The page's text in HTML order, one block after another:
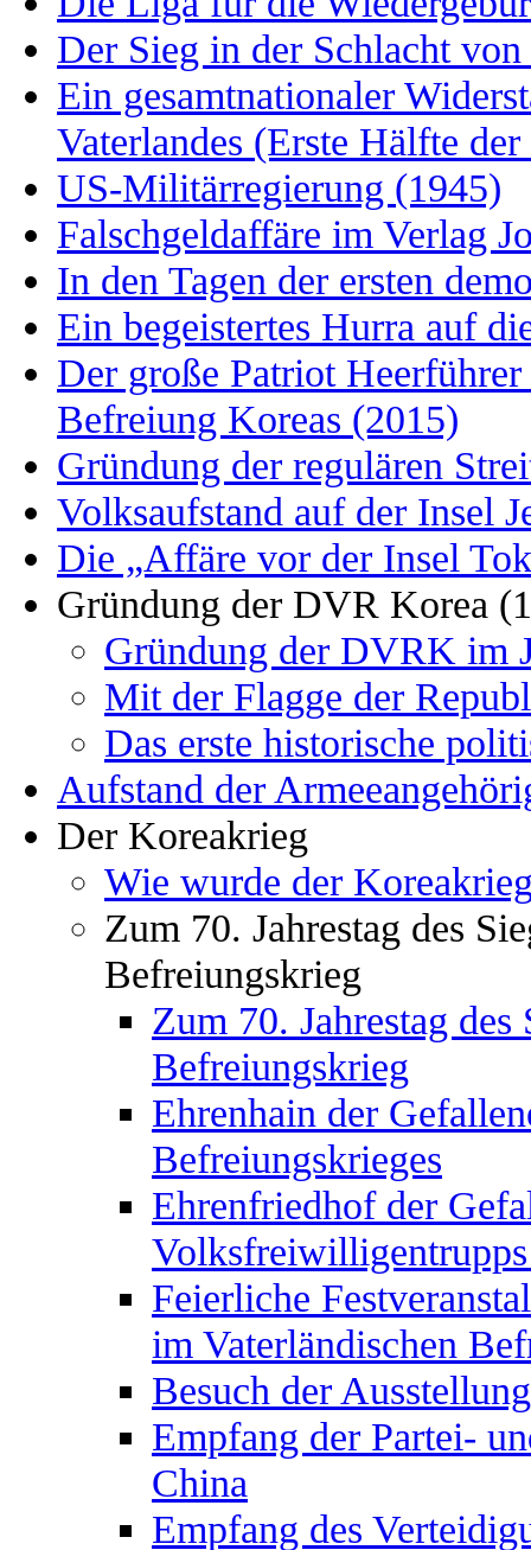
Der Sieg in der Schlacht
Ein gesamtnationaler
Vaterlandes (Erste Hälfte
US-Militärregierung (1945)
Falschgeldaffäre im Verlag
In den Tagen der ersten
Ein begeistertes Hurra auf
Der große Patriot
Befreiung Koreas (2015)
Gründung der regulären
Volksaufstand auf der Insel
Die „Affäre vor der Insel
Gründung der DVR Korea
Gründung der DVRK im
Mit der Flagge der
Das erste historische
Aufstand der
Der Koreakrieg
Wie wurde der
Zum 70. Jahrestag des
Befreiungskrieg
Zum 70. Jahrestag
Befreiungskrieg
Ehrenhain der
Befreiungskrieges
Ehrenfriedhof der
Feierliche
im Vaterländischen
Besuch der
Empfang der Partei-
China
Empfang des